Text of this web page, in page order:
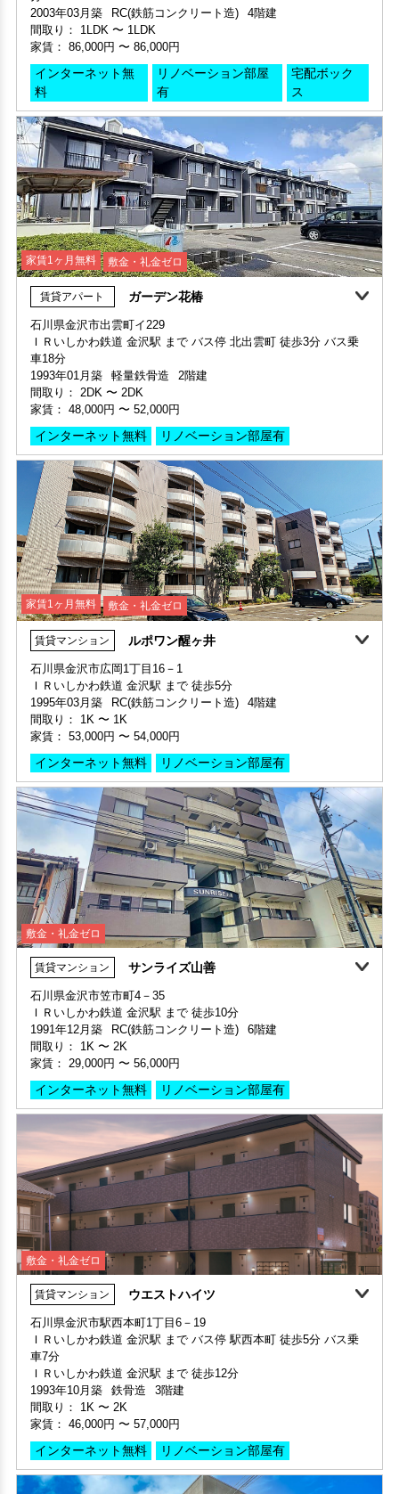
360°案内 動画案内
部屋号数 405号室 申込済
家賃 105,000円・共益費 7,000円
階数 4階
間取り 3LDK・専有面積 73.4㎡
敷金 1ヶ月 ・礼金 -
保証人不要・代行 インターネット無料
360°案内
部屋号数 403号室
家賃 86,000円・共益費 7,000円
階数 4階
間取り 1LDK・専有面積 53.01㎡
保証人不要・代行 インターネット無料 リノベーション リフォーム
家賃1ヶ月無料 敷金・礼金ゼロ
賃貸アパート ガーデン花椿
石川県金沢市出雲町イ229
ＩＲいしかわ鉄道 金沢駅 まで バス停 北出雲町 徒歩3分 バス乗
車18分
1993年01月築
軽量鉄骨造
2階建
間取り：2DK
2DK
家賃：48,000円
インターネット無料 リノベーション部屋有
家賃1ヶ月無料 敷金・礼金ゼロ
部屋号数 202号室
家賃 48,000円・共益費 3,000円
階数 2階
間取り 2DK・専有面積 45.12㎡
保証人不要・代行 インターネット無料
家賃1ヶ月無料 敷金・礼金ゼロ 360°案内 動画案内
部屋号数 206号室
家賃 52,000円・共益費 4,000円
階数 2階
間取り 2DK・専有面積 45.34㎡
敷金 - ・礼金 -
保証人不要・代行 インターネット無料 リノベーション
家賃1ヶ月無料 敷金・礼金ゼロ
賃貸マンション ルポワン醒ヶ井
石川県金沢市広岡1丁目16－1
ＩＲいしかわ鉄道 金沢駅 まで 徒歩5分
1995年03月築
RC(鉄筋コンクリート造)
4階建
間取り：1K 〜 1K
家賃：53,000円 54,000円
インターネット無料 リノベーション部屋有
家賃1ヶ月無料 敷金・礼金ゼロ 360°案内 動画案内
部屋号数 409号室
家賃 54,000円・共益費 4,000円
階数 4階
間取り 1K・専有面積 27㎡
保証人不要・代行 インターネット無料
敷金・礼金ゼロ
部屋号数 401号室 申込済
家賃 53,000円・共益費 4,000円
階数 4階
敷金 - ・礼金 -
保証人不要・代行
敷金・礼金ゼロ
賃貸マンション サンライズ山善
石川県金沢市笠市町4－35
ＩＲいしかわ鉄道 金沢駅 まで 徒歩10分
1991年12月築
RC(鉄筋コンクリート造)
6階建
間取り：1K 〜 2K
家賃：29,000円 〜 56,000円
インターネット無料 リノベーション部屋有
敷金・礼金ゼロ
部屋号数 603号室 申込済
家賃 56,000円・共益費 6,000円
階数 6階
間取り 2K・専有面積 33.05㎡
敷金 - ・礼金 -
保証人不要・代行 インターネット無料
敷金・礼金ゼロ
賃貸マンション ウエストハイツ
石川県金沢市駅西本町1丁目6－19
ＩＲいしかわ鉄道 金沢駅 まで バス停 駅西本町 徒歩5分 バス乗
車7分
ＩＲいしかわ鉄道 金沢駅 まで 徒歩12分
1993年10月築
鉄骨造
3階建
間取り：1K 〜 2K
家賃：46,000円 〜 57,000円
インターネット無料 リノベーション部屋有